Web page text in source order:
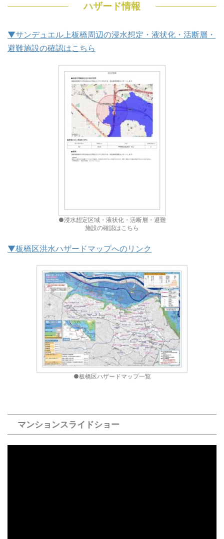
ハザード情報
▼サンデュエル上板橋周辺の浸水想定・液状化・活断層・
避難施設の確認はこちら
●浸水想定区域・液状化・活断層・避難
施設の確認はこちら
▼板橋区洪水ハザードマップへのリンク
●板橋区ハザードマップ一覧
マンションスライドショー